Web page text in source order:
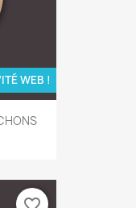
WEB !